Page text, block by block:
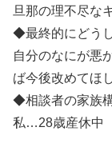
旦那の理不尽な
◆最終的にどう
自分のなにが悪
ば今後改めてほ
◆相談者の家族
私…28歳産休中